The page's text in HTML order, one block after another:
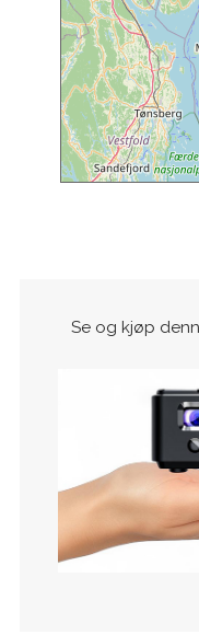
Se og kjøp